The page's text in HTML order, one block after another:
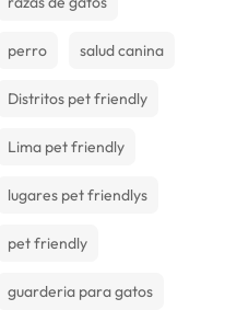
perro salud canina
Distritos pet friendly
Lima pet friendly
lugares pet friendlys
pet friendly
guarderia para gatos